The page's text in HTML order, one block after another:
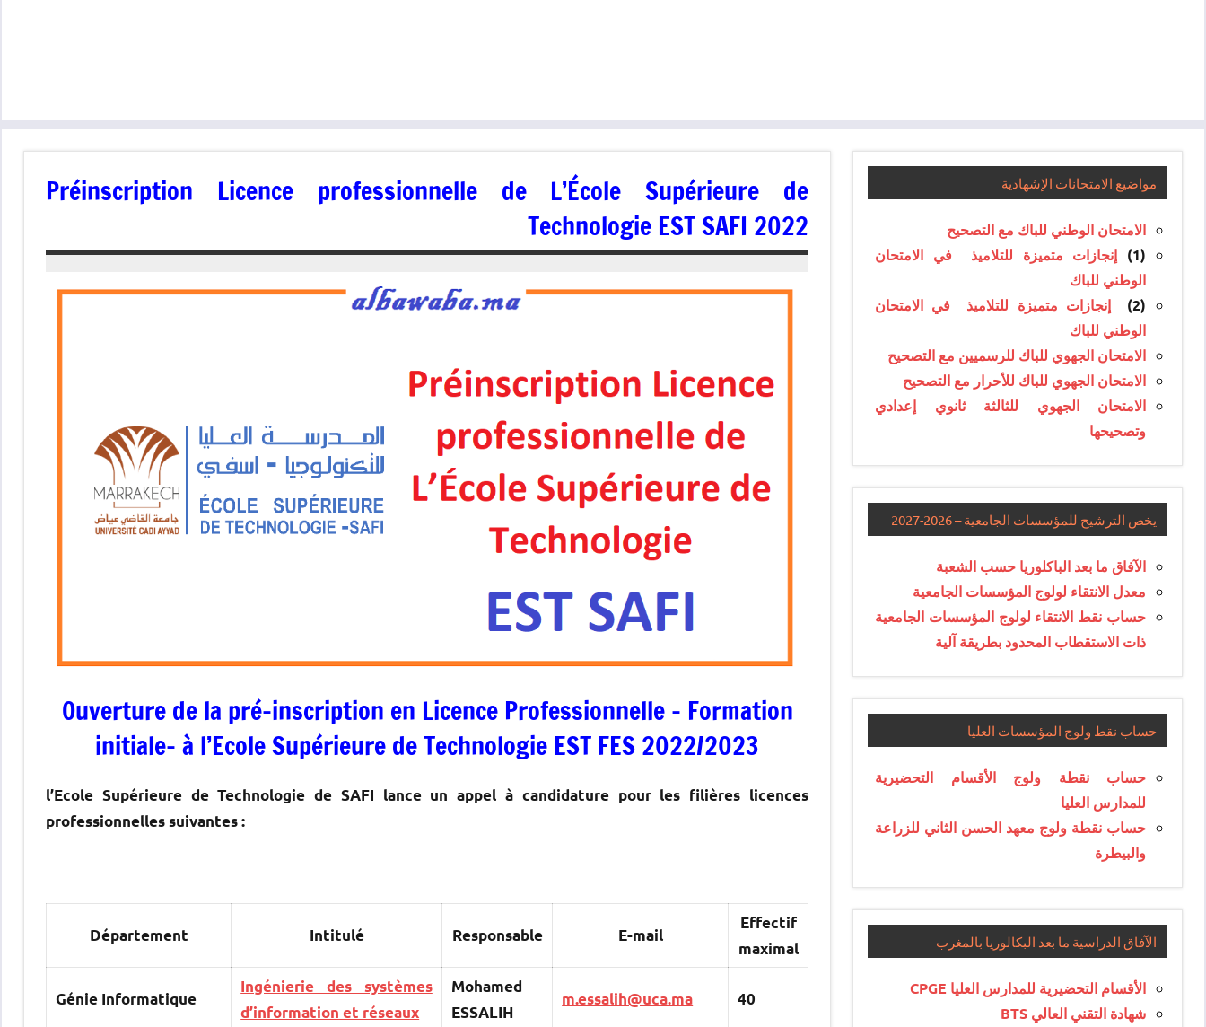
Préinscription Licence professionnelle de L’École Supérieure de
Technologie EST SAFI 2022
Ouverture de la pré-inscription en Licence Professionnelle – Formation
initiale- à l’Ecole Supérieure de Technologie EST FES 2022/2023
l’Ecole Supérieure de Technologie de SAFI lance un appel à candidature pour les filières licences
professionnelles suivantes :
Département Intitulé Responsable E-mail
Effectif
maximal
Génie Informatique
Ingénierie des systèmes
d’information et réseaux
Mohamed
ESSALIH
m.essalih@uca.ma 40
مواضيع الامتحانات الإشهادية
الامتحان الوطني للباك مع التصحيح
(1)
إنجازات متميزة للتلاميذ في الامتحان
الوطني للباك
(2)
إنجازات متميزة للتلاميذ في الامتحان
الوطني للباك
الامتحان الجهوي للباك للرسميين مع التصحيح
الامتحان الجهوي للباك للأحرار مع التصحيح
الامتحان الجهوي للثالثة ثانوي إعدادي
وتصحيحها
يخص الترشيح للمؤسسات الجامعية – 2026-2027
الآفاق ما بعد الباكلوريا حسب الشعبة
معدل الانتقاء لولوج المؤسسات الجامعية
حساب نقط الانتقاء لولوج المؤسسات الجامعية
ذات الاستقطاب المحدود بطريقة آلية
حساب نقط ولوج المؤسسات العليا
حساب نقطة ولوج الأقسام التحضيرية
للمدارس العليا
حساب نقطة ولوج معهد الحسن الثاني للزراعة
والبيطرة
الآفاق الدراسية ما بعد البكالوريا بالمغرب
الأقسام التحضيرية للمدارس العليا CPGE
شهادة التقني العالي BTS